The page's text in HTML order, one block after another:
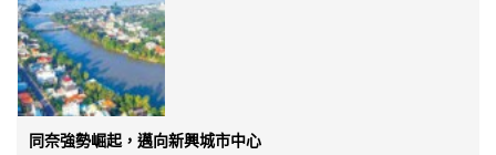
同奈強勢崛起，邁向新興城市中心